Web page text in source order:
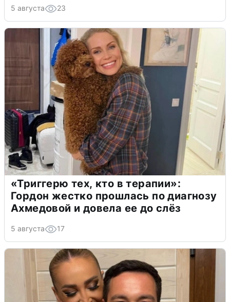
5 августа 23
«Триггерю тех, кто в терапии»:
Гордон жестко прошлась по диагнозу
Ахмедовой и довела ее до слёз
5 августа 17